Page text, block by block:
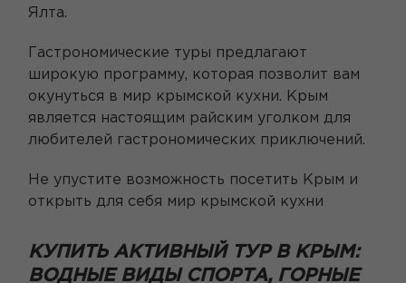
Ялта.
Гастрономические туры предлагают
широкую программу, которая позволит вам
окунуться в мир крымской кухни. Крым
является настоящим райским уголком для
любителей гастрономических приключений.
Не упустите возможность посетить Крым и
открыть для себя мир крымской кухни
КУПИТЬ АКТИВНЫЙ ТУР В КРЫМ:
ВОДНЫЕ ВИДЫ СПОРТА, ГОРНЫЕ